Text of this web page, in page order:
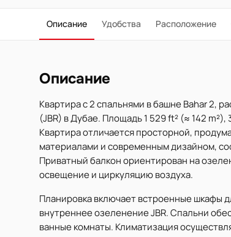
Описание Удобства Расположение
Описание
Квартира с 2 спальнями в башне Bahar 2,
(JBR) в Дубае. Площадь 1 529 ft² (≈ 142
Квартира отличается просторной,
материалами и современным дизайном,
Приватный балкон ориентирован на
освещение и циркуляцию воздуха.
Планировка включает встроенные шкафы
внутреннее озеленение JBR. Спальни
ванные комнаты. Климатизация